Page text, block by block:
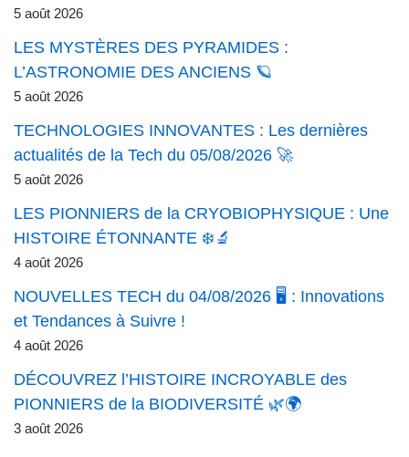
5 août 2026
LES MYSTÈRES DES PYRAMIDES :
L’ASTRONOMIE DES ANCIENS 🪐
5 août 2026
TECHNOLOGIES INNOVANTES : Les dernières
actualités de la Tech du 05/08/2026 🚀
5 août 2026
LES PIONNIERS de la CRYOBIOPHYSIQUE : Une
HISTOIRE ÉTONNANTE ❄️🔬
4 août 2026
NOUVELLES TECH du 04/08/2026 🖥️ : Innovations
et Tendances à Suivre !
4 août 2026
DÉCOUVREZ l’HISTOIRE INCROYABLE des
PIONNIERS de la BIODIVERSITÉ 🌿🌍
3 août 2026